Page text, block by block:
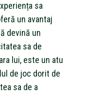
sa
un avantaj
devină un
sa de
lui, este un atu
de joc dorit de
sa de a